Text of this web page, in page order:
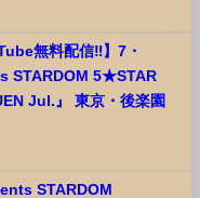
無料配信‼️】7・
STARDOM 5★STAR
Jul.』 東京・後楽園
STARDOM